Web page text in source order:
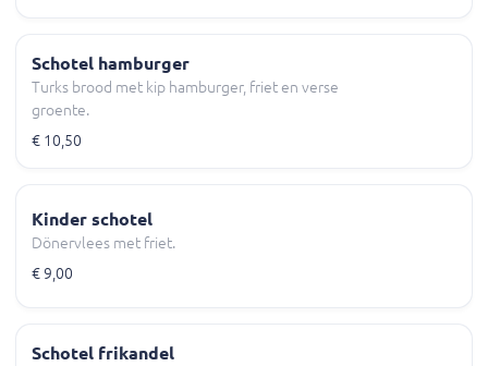
Schotel hamburger
Turks brood met kip hamburger, friet en verse
groente.
€ 10,50
Kinder schotel
Dönervlees met friet.
€ 9,00
Schotel frikandel